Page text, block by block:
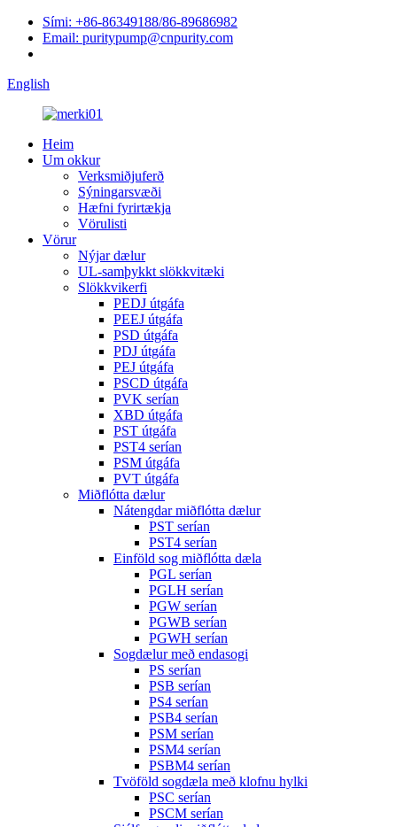
Sími: +86-86349188/86-89686982
Email: puritypump@cnpurity.com
English
Heim
Um okkur
Verksmiðjuferð
Sýningarsvæði
Hæfni fyrirtækja
Vörulisti
Vörur
Nýjar dælur
UL-samþykkt slökkvitæki
Slökkvikerfi
PEDJ útgáfa
PEEJ útgáfa
PSD útgáfa
PDJ útgáfa
PEJ útgáfa
PSCD útgáfa
PVK serían
XBD útgáfa
PST útgáfa
PST4 serían
PSM útgáfa
PVT útgáfa
Miðflótta dælur
Nátengdar miðflótta dælur
PST serían
PST4 serían
Einföld sog miðflótta dæla
PGL serían
PGLH serían
PGW serían
PGWB serían
PGWH serían
Sogdælur með endasogi
PS serían
PSB serían
PS4 serían
PSB4 serían
PSM serían
PSM4 serían
PSBM4 serían
Tvöföld sogdæla með klofnu hylki
PSC serían
PSCM serían